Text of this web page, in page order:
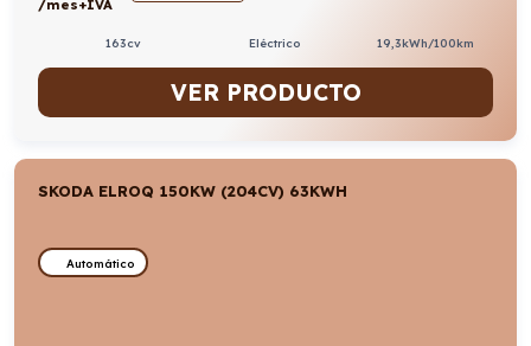
/mes+IVA
163cv Eléctrico 19,3kWh/100km
VER PRODUCTO
SKODA ELROQ 150KW (204CV) 63KWH
Automático